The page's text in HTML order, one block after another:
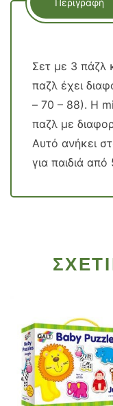
Περιγραφή
Σετ με 3 πάζλ
παζλ έχει
– 70 – 88). Η
παζλ με
Αυτό ανήκει
για παιδιά